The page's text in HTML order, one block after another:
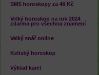
SMS horoskopy za 46 Kč
Velký horoskop na rok 2024
zdarma pro všechna znamení
Velký snář online
Keltský horoskop
Výklad karet